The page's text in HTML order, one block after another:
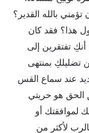
بالله القدير؟
هذا؟ فقد كان
تفتقرين إلى
تضليلكِ بمنتهى
عند سماع القس
هو حريتي
لموافقتك أو
لأكثر من